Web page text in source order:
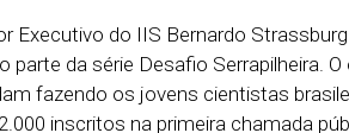
Executivo do IIS Bernardo
parte da série Desafio Serrapilheira.
fazendo os jovens cientistas
inscritos na primeira chamada